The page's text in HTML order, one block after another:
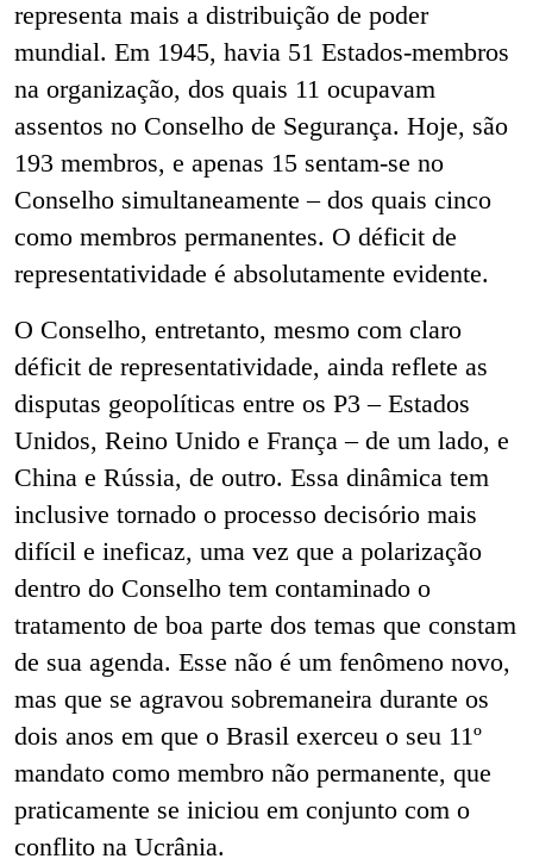
representa mais a distribuição de poder
mundial. Em 1945, havia 51 Estados-membros
na organização, dos quais 11 ocupavam
assentos no Conselho de Segurança. Hoje, são
193 membros, e apenas 15 sentam-se no
Conselho simultaneamente – dos quais cinco
como membros permanentes. O déficit de
representatividade é absolutamente evidente.
O Conselho, entretanto, mesmo com claro
déficit de representatividade, ainda reflete as
disputas geopolíticas entre os P3 – Estados
Unidos, Reino Unido e França – de um lado, e
China e Rússia, de outro. Essa dinâmica tem
inclusive tornado o processo decisório mais
difícil e ineficaz, uma vez que a polarização
dentro do Conselho tem contaminado o
tratamento de boa parte dos temas que constam
de sua agenda. Esse não é um fenômeno novo,
mas que se agravou sobremaneira durante os
dois anos em que o Brasil exerceu o seu 11º
mandato como membro não permanente, que
praticamente se iniciou em conjunto com o
conflito na Ucrânia.